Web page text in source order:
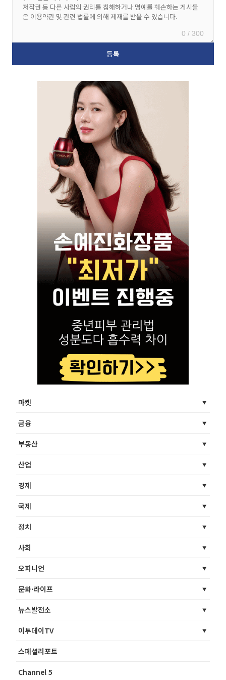
0 / 300
마켓
금융
부동산
산업
경제
국제
정치
사회
오피니언
문화·라이프
뉴스발전소
이투데이TV
스페셜리포트
Channel 5